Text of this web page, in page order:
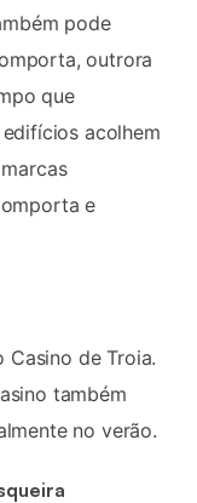
pode
outrora
que
acolhem
e
Casino de Troia.
também
no verão.